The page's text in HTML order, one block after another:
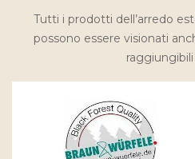
Tutti i prodotti dell’arredo
possono essere visionati
raggiungibili